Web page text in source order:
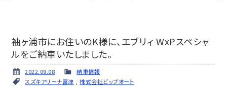
袖ヶ浦市にお住いのK様に、エブリィ WxPスペシャ
ルをご納車いたしました。
2022.09.08
納車情報
スズキアリーナ富津 ,株式会社ビップオート